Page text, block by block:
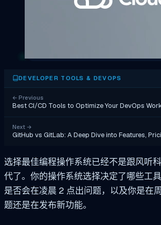
DEVELOPER TOOLS & DEVOPS
← Previous
Best CI/CD Tools to Optimize Your DevOps
Next →
GitHub vs GitLab: A Deep Dive into Features,
选择最佳编程操作系统已经不是跟风听
代了。你的操作系统选择决定了哪些工
是否会在凌晨 2 点出问题，以及你是在
题还是在发布新功能。